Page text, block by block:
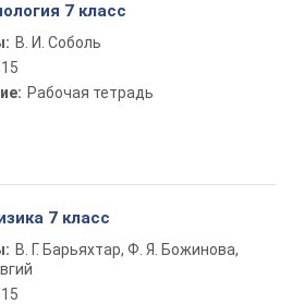
7 класс
В. И. Соболь
Рабочая тетрадь
7 класс
В. Г. Барьяхтар, Ф. Я. Божинова,